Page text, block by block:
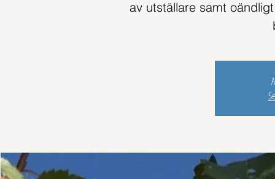
av utställare samt